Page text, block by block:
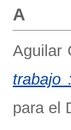
A
Aguilar
trabajo
para el